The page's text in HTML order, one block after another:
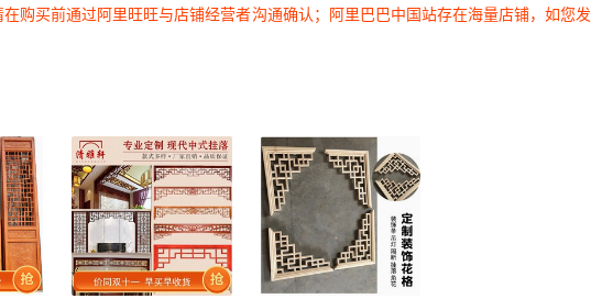
购买前通过阿里旺旺与店铺经营者沟通确认；阿里巴巴中国站存在海量店铺，如您